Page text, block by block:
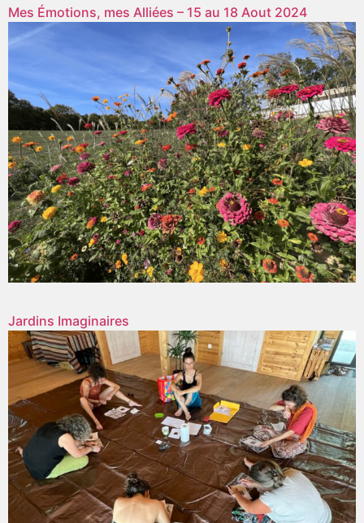
Mes Émotions, mes Alliées – 15 au 18 Aout 2024
Jardins Imaginaires